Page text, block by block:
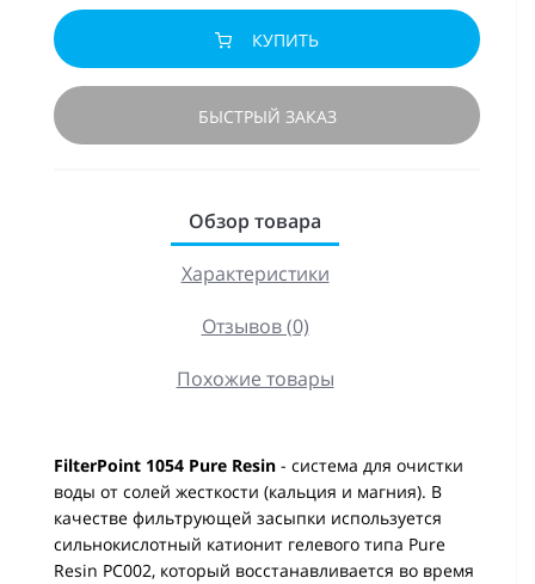
КУПИТЬ
БЫСТРЫЙ ЗАКАЗ
Обзор товара
Характеристики
Отзывов (0)
Похожие товары
FilterPoint 1054 Pure Resin - система для очистки
воды от солей жесткости (кальция и магния). В
качестве фильтрующей засыпки используется
сильнокислотный катионит гелевого типа Pure
Resin PC002, который восстанавливается во время